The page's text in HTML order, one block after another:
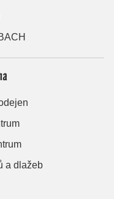
a dlažeb